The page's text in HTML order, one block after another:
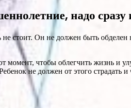
надо
стоит. Он не должен быть
момент, чтобы облегчить жизнь и
не должен от этого страдать